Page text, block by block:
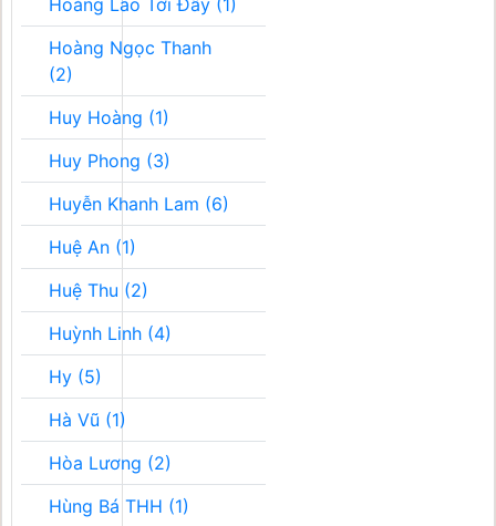
Hoàng Lão Tới Đây (1)
Hoàng Ngọc Thanh
(2)
Huy Hoàng (1)
Huy Phong (3)
Huyễn Khanh Lam (6)
Huệ An (1)
Huệ Thu (2)
Huỳnh Linh (4)
Hy (5)
Hà Vũ (1)
Hòa Lương (2)
Hùng Bá THH (1)